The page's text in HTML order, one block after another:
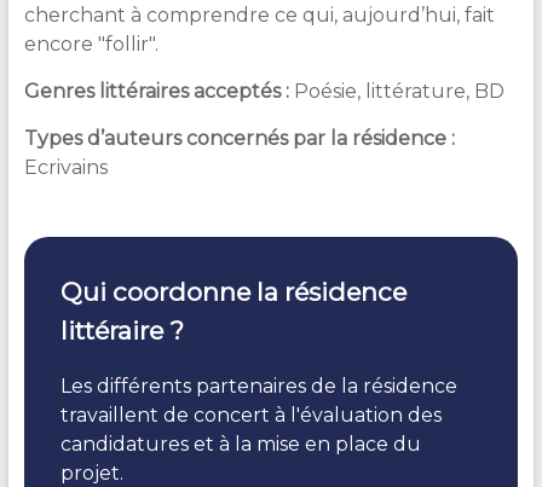
cherchant à comprendre ce qui, aujourd’hui, fait
encore "follir".
Genres littéraires acceptés : Poésie, littérature, BD
Types d’auteurs concernés par la résidence :
Ecrivains
Qui coordonne la résidence
littéraire ?
Les différents partenaires de la résidence
travaillent de concert à l'évaluation des
candidatures et à la mise en place du
projet.